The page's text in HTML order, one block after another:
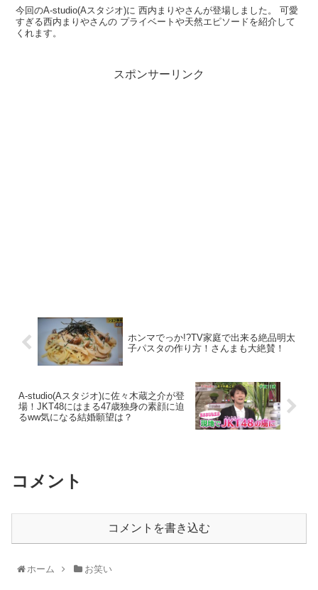
今回のA-studio(Aスタジオ)に 西内まりやさんが登場しました。 可愛
すぎる西内まりやさんの プライベートや天然エピソードを紹介して
くれます。
スポンサーリンク
ホンマでっか!?TV家庭で出来る絶品明太
子パスタの作り方！さんまも大絶賛！
A-studio(Aスタジオ)に佐々木蔵之介が登
場！JKT48にはまる47歳独身の素顔に迫
るww気になる結婚願望は？
コメント
コメントを書き込む
ホーム お笑い